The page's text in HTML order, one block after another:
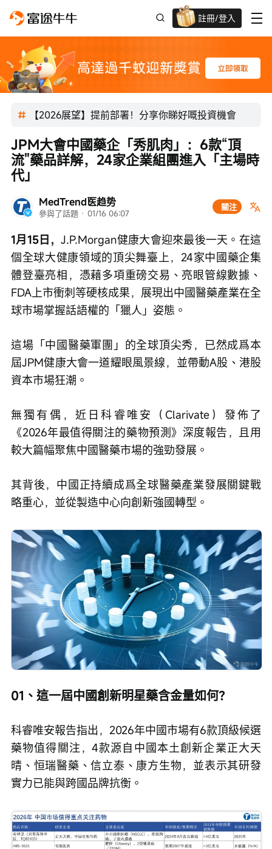
註冊/登入
迎新驚喜賞 股票/BTC等任你揀!
【2026展望】提前部署！分享你睇好嘅投資機會
MedTrend医趋势
參與了話題 · 01/16 06:07
關注
JPM大會中國藥企「秀肌肉」：6款“頂
流"藥品詳解，24家企業組團進入「主場時
代」
1月15日，J.P.Morgan健康大會迎來最後一天。在這
個全球大健康領域的頂尖舞臺上，24家中國藥企集
體登臺亮相，憑藉多項重磅交易、亮眼管線數據、
FDA上市衝刺等硬核成果，展現出中國醫藥產業在全
球市場掌握話語權的「獵人」姿態。
這場「中國醫藥軍團」的全球頂尖秀，已然成爲本
屆JPM健康大會一道耀眼風景線，並帶動A股、港股
資本市場狂潮。
無獨有偶，近日科睿唯安（Clarivate）發佈了
《2026年最值得關注的藥物預測》深度報告，且用
較大篇幅聚焦中國醫藥市場的強勁發展。
其背後，中國正持續成爲全球醫藥產業發展關鍵戰
略重心，並從製造中心向創新強國轉型。
01、這一屆中國創新明星藥含金量如何？
科睿唯安報告指出，2026年中國市場有6款頂級候選
藥物值得關注，4款源自中國本土創新企業正大天
晴、恒瑞醫藥、信立泰、康方生物，並表示其研發
實力已能與跨國品牌抗衡。